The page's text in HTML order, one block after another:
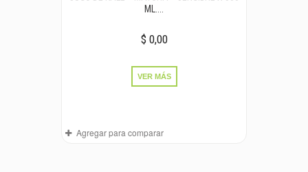
ML....
$ 0,00
VER MÁS
Agregar para comparar